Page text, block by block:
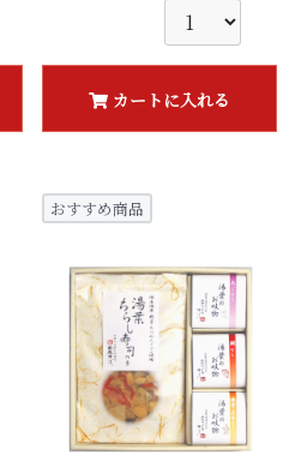
カートに入れる
おすすめ商品